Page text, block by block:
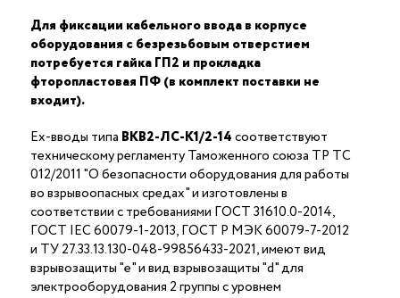
Для фиксации кабельного ввода в корпусе
оборудования с безрезьбовым отверстием
потребуется гайка ГП2 и прокладка
фторопластовая ПФ (в комплект поставки не
входит).
Ex-вводы типа ВКВ2-ЛС-K1/2-14соответствуют
техническому регламенту Таможенного союза ТР ТС
012/2011 "О безопасности оборудования для работы
во взрывоопасных средах" и изготовлены в
соответствии с требованиями ГОСТ 31610.0-2014,
ГОСТ IEC 60079-1-2013, ГОСТ Р МЭК 60079-7-2012
и ТУ 27.33.13.130-048-99856433-2021, имеют вид
взрывозащиты "е" и вид взрывозащиты "d" для
электрооборудования 2 группы с уровнем